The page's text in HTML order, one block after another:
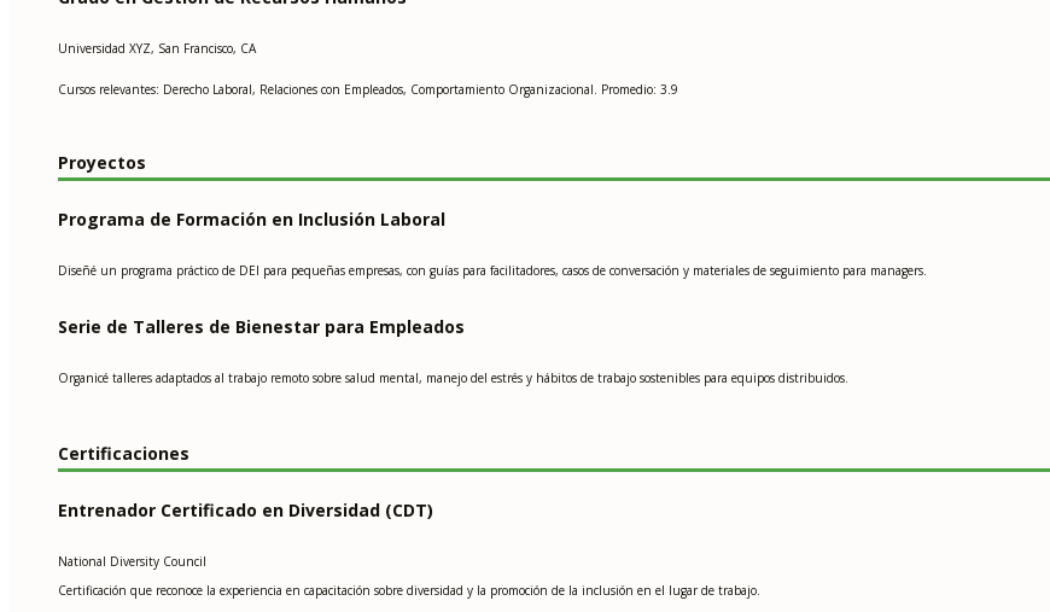
Universidad XYZ, San Francisco, CA
Cursos relevantes: Derecho Laboral, Relaciones con Empleados, Comportamiento Organizacional. Promedio: 3.9
Proyectos
Programa de Formación en Inclusión Laboral
Diseñé un programa práctico de DEI para pequeñas empresas, con guías para facilitadores, casos de conversación y materiales de seguimiento para managers.
Serie de Talleres de Bienestar para Empleados
Organicé talleres adaptados al trabajo remoto sobre salud mental, manejo del estrés y hábitos de trabajo sostenibles para equipos distribuidos.
Certificaciones
Entrenador Certificado en Diversidad (CDT)
National Diversity Council
Certificación que reconoce la experiencia en capacitación sobre diversidad y la promoción de la inclusión en el lugar de trabajo.